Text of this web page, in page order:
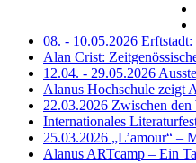
08. - 10.05.2026
Alan Crist:
12.04. - 29.05.2026
Alanus Hochschule zeigt
22.03.2026 Zwischen
Internationales
25.03.2026 „L’amour“ –
Alanus ARTcamp – Ein